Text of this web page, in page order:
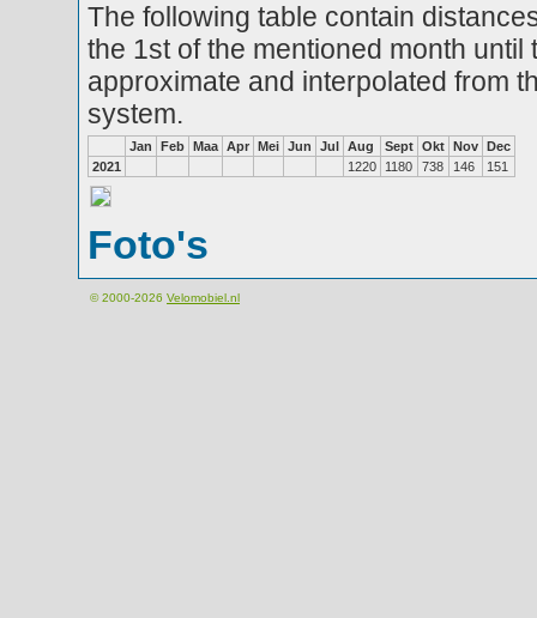
The following table contain
the 1st of the mentioned month
approximate and interpolated from
system.
Jan Feb Maa Apr Mei Jun Jul Aug Sept Okt Nov Dec
2021
1220 1180 738 146 151
Foto's
© 2000-2026 Velomobiel.nl